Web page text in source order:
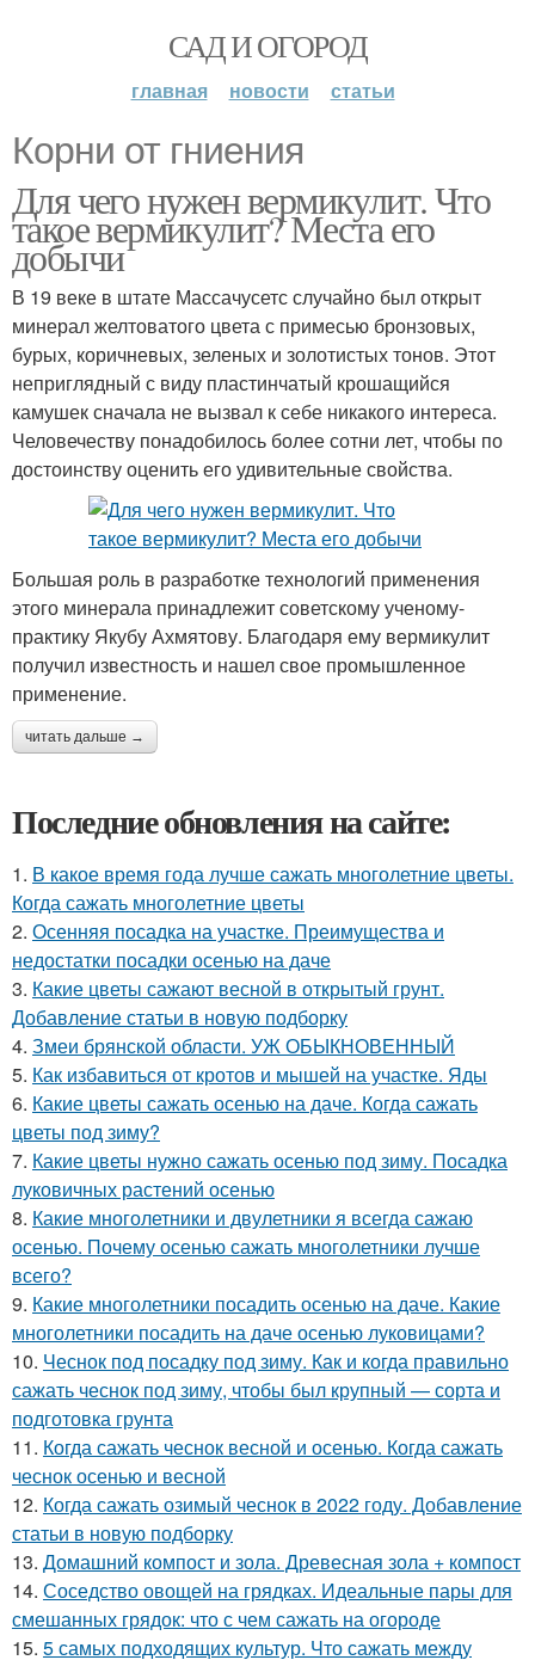
САД И ОГОРОД
главная новости статьи
Корни от гниения
Для чего нужен вермикулит. Что
такое вермикулит? Места его
добычи
В 19 веке в штате Массачусетс случайно был открыт
минерал желтоватого цвета с примесью бронзовых,
бурых, коричневых, зеленых и золотистых тонов. Этот
неприглядный с виду пластинчатый крошащийся
камушек сначала не вызвал к себе никакого интереса.
Человечеству понадобилось более сотни лет, чтобы по
достоинству оценить его удивительные свойства.
Большая роль в разработке технологий применения
этого минерала принадлежит советскому ученому-
практику Якубу Ахмятову. Благодаря ему вермикулит
получил известность и нашел свое промышленное
применение.
читать дальше →
Последние обновления на сайте:
1. В какое время года лучше сажать многолетние цветы.
Когда сажать многолетние цветы
2. Осенняя посадка на участке. Преимущества и
недостатки посадки осенью на даче
3. Какие цветы сажают весной в открытый грунт.
Добавление статьи в новую подборку
4. Змеи брянской области. УЖ ОБЫКНОВЕННЫЙ
5. Как избавиться от кротов и мышей на участке. Яды
6. Какие цветы сажать осенью на даче. Когда сажать
цветы под зиму?
7. Какие цветы нужно сажать осенью под зиму. Посадка
луковичных растений осенью
8. Какие многолетники и двулетники я всегда сажаю
осенью. Почему осенью сажать многолетники лучше
всего?
9. Какие многолетники посадить осенью на даче. Какие
многолетники посадить на даче осенью луковицами?
10. Чеснок под посадку под зиму. Как и когда правильно
сажать чеснок под зиму, чтобы был крупный — сорта и
подготовка грунта
11. Когда сажать чеснок весной и осенью. Когда сажать
чеснок осенью и весной
12. Когда сажать озимый чеснок в 2022 году. Добавление
статьи в новую подборку
13. Домашний компост и зола. Древесная зола + компост
14. Соседство овощей на грядках. Идеальные пары для
смешанных грядок: что с чем сажать на огороде
15. 5 самых подходящих культур. Что сажать между